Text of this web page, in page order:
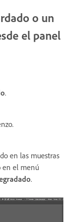
o un
el panel
.
en las muestras
en el menú
.